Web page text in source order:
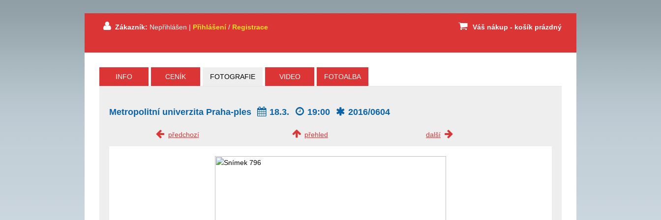
Zákazník: Nepřihlášen | Přihlášení/ Registrace Váš nákup - košík prázdný
INFO CENÍK FOTOGRAFIE VIDEO FOTOALBA
Metropolitní univerzita Praha-ples 18.3. 19:00 2016/0604
předchozí přehled další